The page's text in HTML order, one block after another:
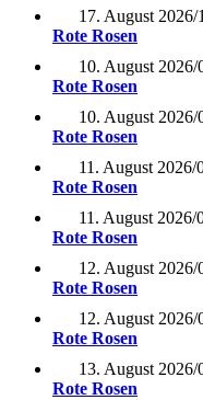
17. August 2026/
Rote Rosen
10. August 2026/
Rote Rosen
10. August 2026/
Rote Rosen
11. August 2026/
Rote Rosen
11. August 2026/
Rote Rosen
12. August 2026/
Rote Rosen
12. August 2026/
Rote Rosen
13. August 2026/
Rote Rosen